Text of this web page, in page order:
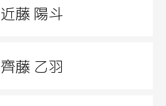
近藤 陽斗
齊藤 乙羽